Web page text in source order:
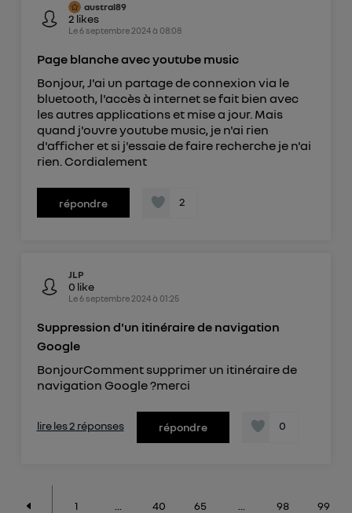
austral89
2 likes
Le6 septembre 2024à 08:08
Page blanche avec youtube music
Bonjour, J'ai un partage de connexion via le
bluetooth, l'accès à internet se fait bien avec
les autres applications et mise a jour. Mais
quand j'ouvre youtube music, je n'ai rien
d'afficher et si j'essaie de faire recherche je n'ai
rien. Cordialement
répondre 2
JLP
0 like
Le6 septembre 2024à 01:25
Suppression d'un itinéraire de navigation
Google
BonjourComment supprimer un itinéraire de
navigation Google ?merci
lire les 2 réponses répondre 0
1 40 65 98 99